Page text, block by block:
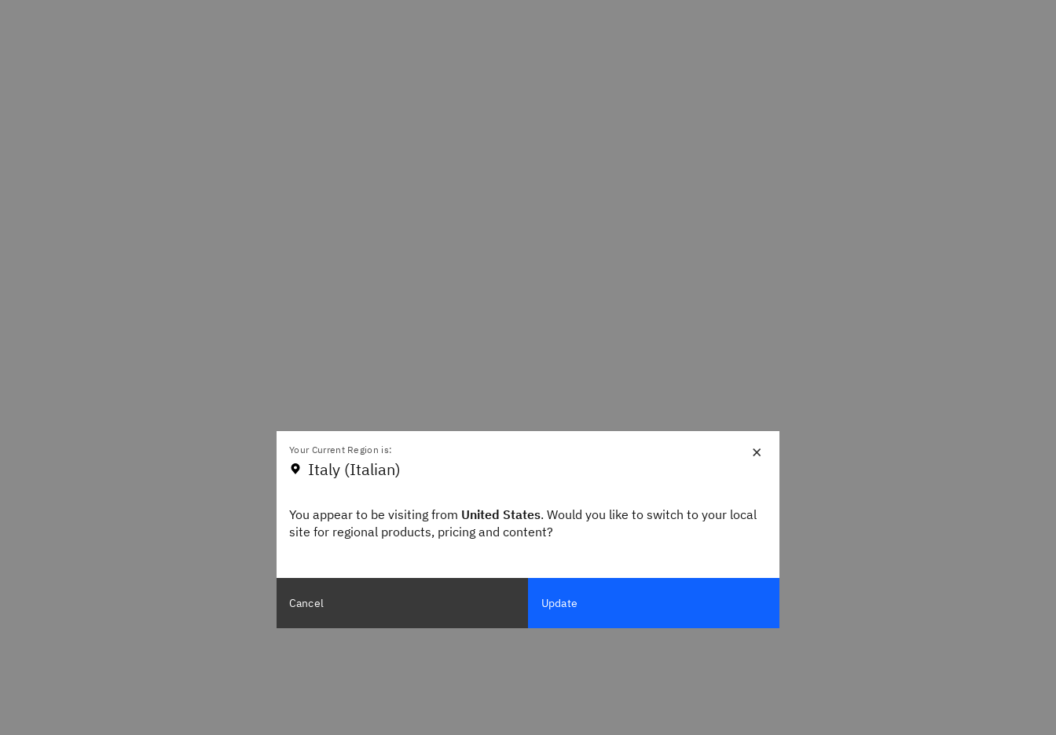
×
Your Current Region is:
Italy (Italian)
You appear to be visiting from United States. Would you like to switch to your local
site for regional products, pricing and content?
Cancel Update